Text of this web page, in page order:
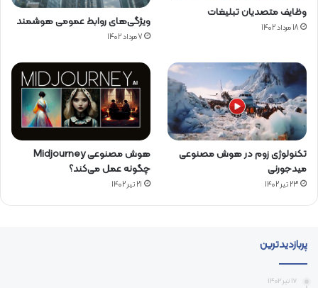
وظایف متصدیان تبلیغات
18 مرداد 1402 ویژگی‌های روابط عمومی هوشمند
7 مرداد 1402
تکنولوژی زوم در هوش مصنوعی
میدجورنی
23 تیر 1402
هوش مصنوعی Midjourney
چگونه عمل می‌کند؟
21 تیر 1402
پربازدیدترین
17 تیر 1402